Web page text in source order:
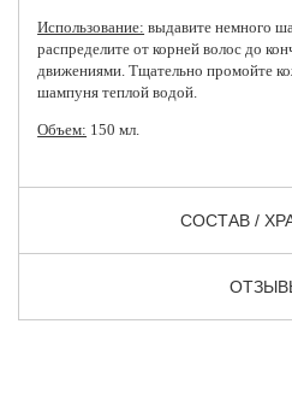
Использование: выдавите немного
распределите от корней волос до
движениями. Тщательно промойте
шампуня теплой водой.
Объем: 150 мл.
СОСТАВ /